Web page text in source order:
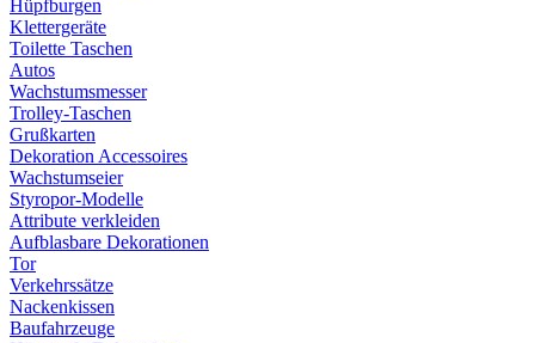
Hüpfburgen
Klettergeräte
Toilette Taschen
Autos
Wachstumsmesser
Trolley-Taschen
Grußkarten
Dekoration Accessoires
Wachstumseier
Styropor-Modelle
Attribute verkleiden
Aufblasbare Dekorationen
Tor
Verkehrssätze
Nackenkissen
Baufahrzeuge